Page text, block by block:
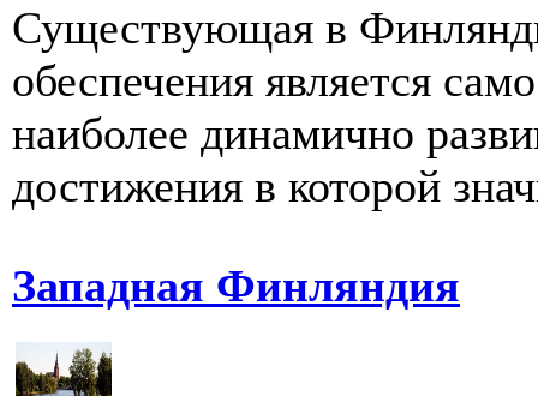
Существующая в
обеспечения является
наиболее динамично
достижения в которой
Западная Финляндия